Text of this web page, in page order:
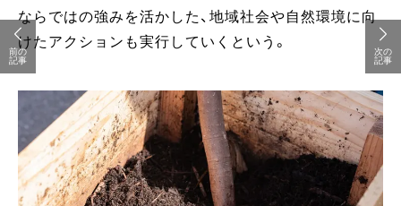
ならではの強みを活かした、地域社会や自然環境に向
けたアクションも実行していくという。
前の
記事
次の
記事